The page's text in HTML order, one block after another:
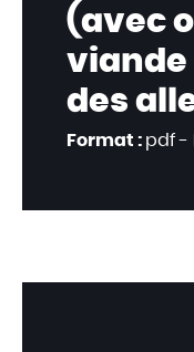
(avec
des
Format :pdf -